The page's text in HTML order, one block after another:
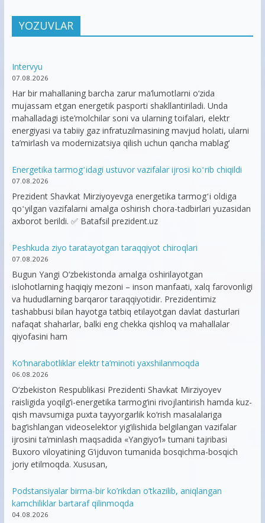
YOZUVLAR
Intervyu
07.08.2026
Har bir mahallaning barcha zarur ma’lumotlarni o‘zida
mujassam etgan energetik pasporti shakllantiriladi. Unda
mahalladagi iste’molchilar soni va ularning toifalari, elektr
energiyasi va tabiiy gaz infratuzilmasining mavjud holati, ularni
ta’mirlash va modernizatsiya qilish uchun qancha mablag‘
Energetika tarmogʻidagi ustuvor vazifalar ijrosi koʻrib chiqildi
07.08.2026
Prezident Shavkat Mirziyoyevga energetika tarmogʻi oldiga
qoʻyilgan vazifalarni amalga oshirish chora-tadbirlari yuzasidan
axborot berildi. ✅ Batafsil prezident.uz
Peshkuda ziyo taratayotgan taraqqiyot chiroqlari
07.08.2026
Bugun Yangi O‘zbekistonda amalga oshirilayotgan
islohotlarning haqiqiy mezoni – inson manfaati, xalq farovonligi
va hududlarning barqaror taraqqiyotidir. Prezidentimiz
tashabbusi bilan hayotga tatbiq etilayotgan davlat dasturlari
nafaqat shaharlar, balki eng chekka qishloq va mahallalar
qiyofasini ham
Ko’hnarabotliklar elektr ta’minoti yaxshilanmoqda
06.08.2026
O‘zbekiston Respublikasi Prezidenti Shavkat Mirziyoyev
raisligida yoqilg‘i-energetika tarmog‘ini rivojlantirish hamda kuz-
qish mavsumiga puxta tayyorgarlik ko‘rish masalalariga
bag‘ishlangan videoselektor yig‘ilishida belgilangan vazifalar
ijrosini ta’minlash maqsadida «Yangiyo‘l» tumani tajribasi
Buxoro viloyatining G‘ijduvon tumanida bosqichma-bosqich
joriy etilmoqda. Xususan,
Podstansiyalar birma-bir ko’rikdan o’tkazilib, aniqlangan
kamchiliklar bartaraf qilinmoqda
04.08.2026